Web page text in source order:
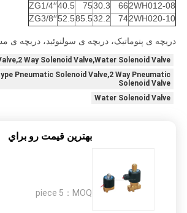
2WH012-08
66
30.3
75
40.5
ZG1/4′′
2WH020-10
74
32.2
85.5
52.5
ZG3/8′′
دریچه ی پنوماتیک، دریچه ی سولنوئید، دریچه
Way Solenoid Valve,Water Solenoid Valve
Pneumatic Solenoid Valve,2 Way Pneumatic
Solenoid Valve
Water Solenoid Valve
بهترين قيمت رو براي
MOQ：
5 piece